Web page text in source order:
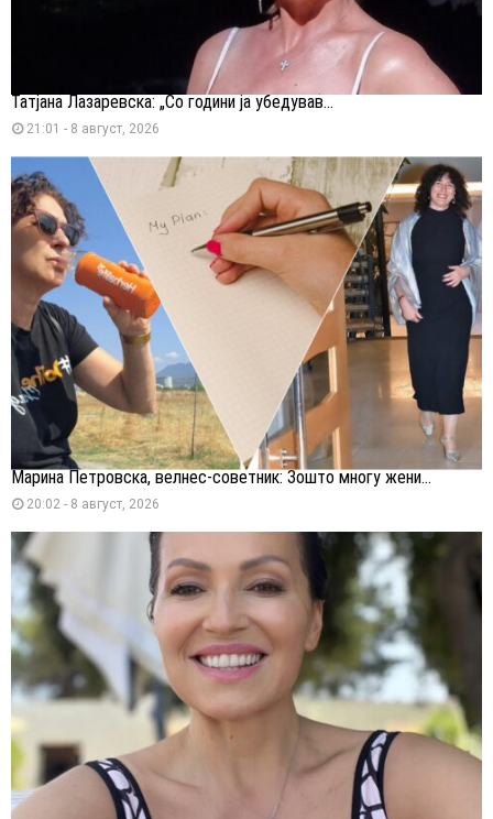
Татјана Лазаревска: „Со години ја убедував...
21:01 - 8 август, 2026
Марина Петровска, велнес-советник: Зошто многу жени...
20:02 - 8 август, 2026